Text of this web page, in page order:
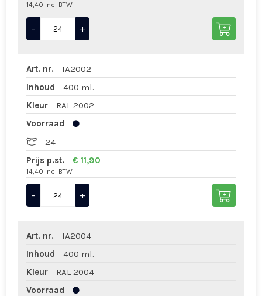
14,40 Incl BTW
- +
Art. nr.
IA2002
Inhoud
400 ml.
Kleur
RAL 2002
Voorraad
24
Prijs p.st.
€ 11,90
14,40 Incl BTW
- +
Art. nr.
IA2004
Inhoud
400 ml.
Kleur
RAL 2004
Voorraad